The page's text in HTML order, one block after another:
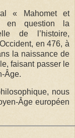
« Mahomet et
en question la
de l’histoire,
en 476, à
la naissance de
faisant passer le
Âge.
nous
Âge européen